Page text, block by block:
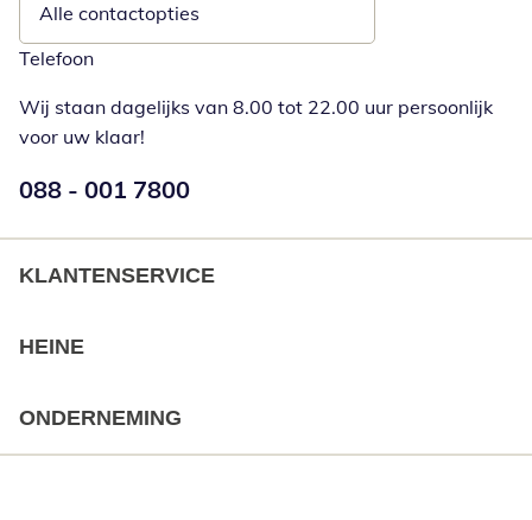
Alle contactopties
Telefoon
Wij staan dagelijks van 8.00 tot 22.00 uur persoonlijk
voor uw klaar!
Telefoonnummer:
088 - 001 7800
KLANTENSERVICE
HEINE
ONDERNEMING